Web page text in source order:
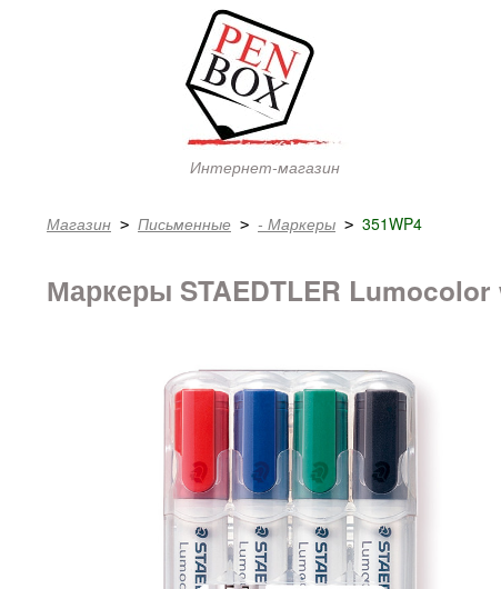
Интернет-магазин
Магазин > Письменные > - Маркеры > 351WP4
Маркеры STAEDTLER Lumocolor